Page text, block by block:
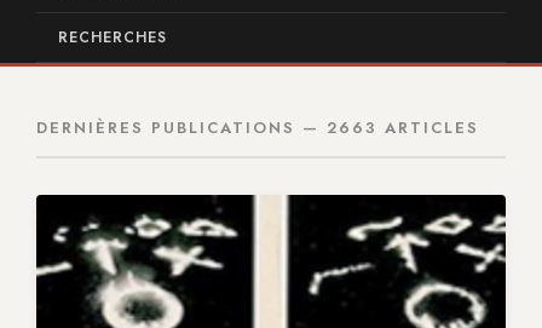
RECHERCHES
DERNIÈRES PUBLICATIONS — 2663 ARTICLES